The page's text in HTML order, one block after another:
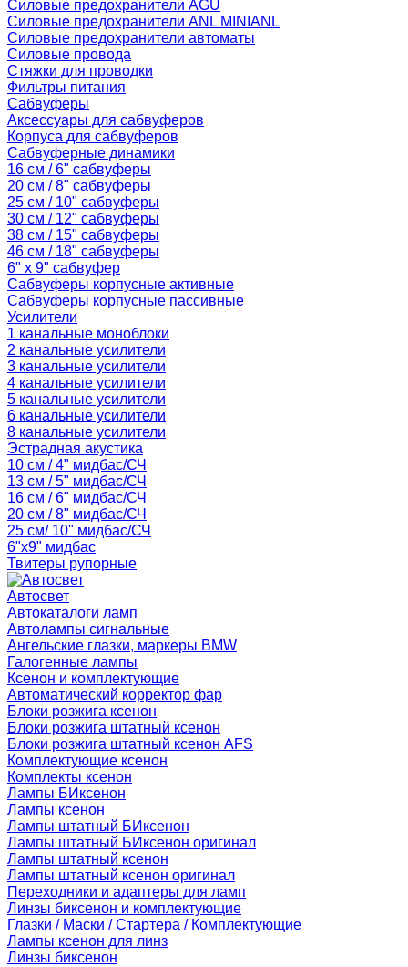
Силовые предохранители AGU
Силовые предохранители ANL MINIANL
Силовые предохранители автоматы
Силовые провода
Стяжки для проводки
Фильтры питания
Сабвуферы
Аксессуары для сабвуферов
Корпуса для сабвуферов
Сабвуферные динамики
16 см / 6" сабвуферы
20 см / 8" сабвуферы
25 см / 10" сабвуферы
30 см / 12" сабвуферы
38 см / 15" сабвуферы
46 см / 18" сабвуферы
6" x 9" сабвуфер
Сабвуферы корпусные активные
Сабвуферы корпусные пассивные
Усилители
1 канальные моноблоки
2 канальные усилители
3 канальные усилители
4 канальные усилители
5 канальные усилители
6 канальные усилители
8 канальные усилители
Эстрадная акустика
10 см / 4" мидбас/СЧ
13 см / 5" мидбас/СЧ
16 см / 6" мидбас/СЧ
20 см / 8" мидбас/СЧ
25 см/ 10" мидбас/СЧ
6"x9" мидбас
Твитеры рупорные
Автосвет
Автокаталоги ламп
Автолампы сигнальные
Ангельские глазки, маркеры BMW
Галогенные лампы
Ксенон и комплектующие
Автоматический корректор фар
Блоки розжига ксенон
Блоки розжига штатный ксенон
Блоки розжига штатный ксенон AFS
Комплектующие ксенон
Комплекты ксенон
Лампы БИксенон
Лампы ксенон
Лампы штатный БИксенон
Лампы штатный БИксенон оригинал
Лампы штатный ксенон
Лампы штатный ксенон оригинал
Переходники и адаптеры для ламп
Линзы биксенон и комплектующие
Глазки / Маски / Стартера / Комплектующие
Лампы ксенон для линз
Линзы биксенон